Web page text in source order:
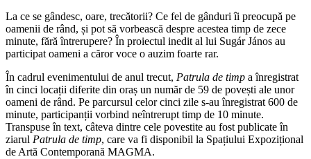
La ce se gândesc, oare, trecătorii? Ce fel de gânduri îi preocupă pe
oamenii de rând, și pot să vorbească despre acestea timp de zece
minute, fără întrerupere? În proiectul inedit al lui Sugár János au
participat oameni a căror voce o auzim foarte rar.
În cadrul evenimentului de anul trecut, Patrula de timp a înregistrat
în cinci locații diferite din oraș un număr de 59 de povești ale unor
oameni de rând. Pe parcursul celor cinci zile s-au înregistrat 600 de
minute, participanții vorbind neîntrerupt timp de 10 minute.
Transpuse în text, câteva dintre cele povestite au fost publicate în
ziarul Patrula de timp, care va fi disponibil la Spațiului Expozițional
de Artă Contemporană MAGMA.